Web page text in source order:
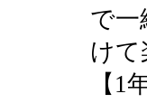
で一
け
【1